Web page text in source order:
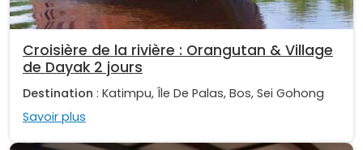
Croisière de la rivière : Orangutan & Village
de Dayak 2 jours
Destination : Katimpu, Île De Palas, Bos, Sei Gohong
Savoir plus